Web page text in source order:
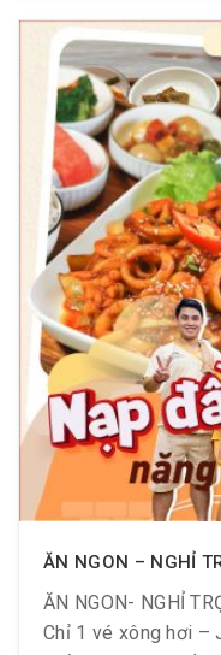
ĂN NGON – NGHỈ
ĂN NGON- NGHỈ
Chỉ 1 vé xông hơi –